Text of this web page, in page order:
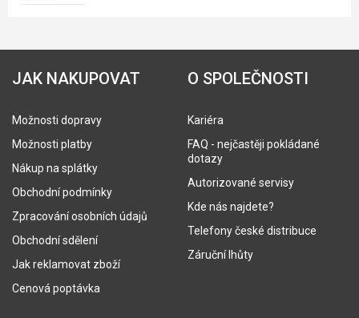
JAK NAKUPOVAT
Možnosti dopravy
Možnosti platby
Nákup na splátky
Obchodní podmínky
Zpracování osobních údajů
Obchodní sdělení
Jak reklamovat zboží
Cenová poptávka
O SPOLEČNOSTI
Kariéra
FAQ - nejčastěji pokládané
dotazy
Autorizované servisy
Kde nás najdete?
Telefony české distribuce
Záruční lhůty